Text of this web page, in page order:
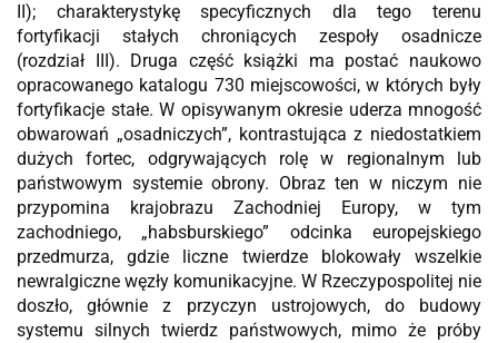
II); charakterystykę specyficznych dla tego terenu
fortyfikacji stałych chroniących zespoły osadnicze
(rozdział III). Druga część książki ma postać naukowo
opracowanego katalogu 730 miejscowości, w których były
fortyfikacje stałe. W opisywanym okresie uderza mnogość
obwarowań „osadniczych”, kontrastująca z niedostatkiem
dużych fortec, odgrywających rolę w regionalnym lub
państwowym systemie obrony. Obraz ten w niczym nie
przypomina krajobrazu Zachodniej Europy, w tym
zachodniego, „habsburskiego” odcinka europejskiego
przedmurza, gdzie liczne twierdze blokowały wszelkie
newralgiczne węzły komunikacyjne. W Rzeczypospolitej nie
doszło, głównie z przyczyn ustrojowych, do budowy
systemu silnych twierdz państwowych, mimo że próby